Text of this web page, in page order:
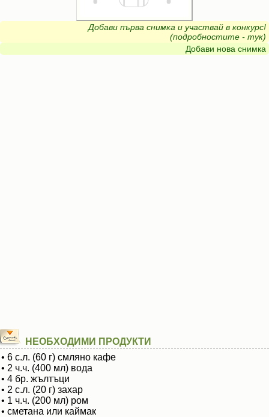
Добави първа снимка и участвай в конкурс!
(подробностите - тук)
Добави нова снимка
НЕОБХОДИМИ ПРОДУКТИ
• 6 с.л. (60 г) смляно кафе
• 2 ч.ч. (400 мл) вода
• 4 бр. жълтъци
• 2 с.л. (20 г) захар
• 1 ч.ч. (200 мл) ром
• сметана или каймак